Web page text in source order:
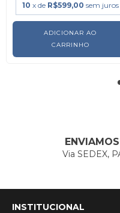
10 x de R$599,00 sem juros
ADICIONAR AO
CARRINHO
Via SEDEX,
INSTITUCIONAL